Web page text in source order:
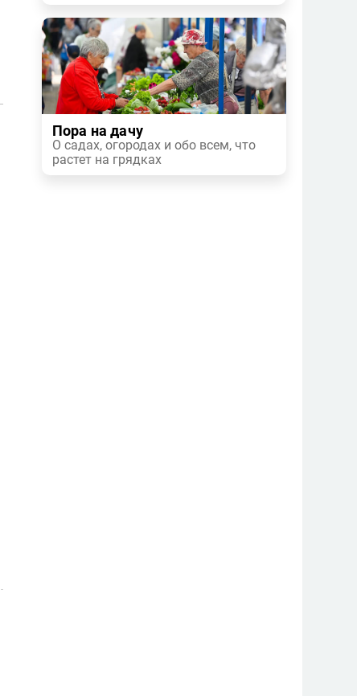
Пора на дачу
О садах, огородах и обо всем, что
растет на грядках